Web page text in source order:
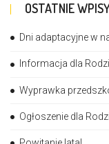
OSTATNIE
Dni adaptacyjne w
Informacja dla
Wyprawka
Ogłoszenie dla